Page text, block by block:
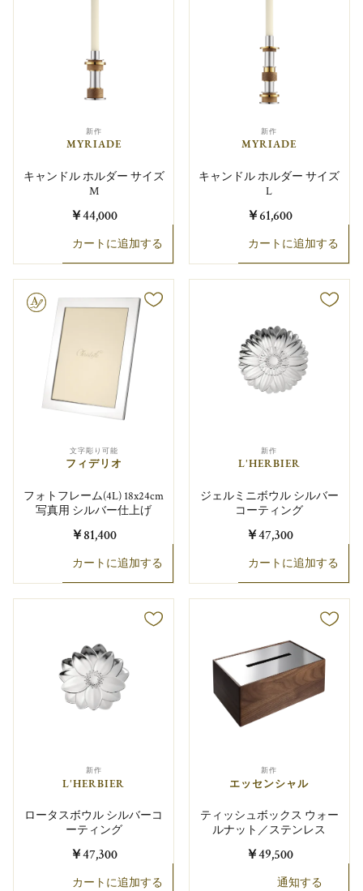
新作
MYRIADE
キャンドル ホルダー サイズ
M
￥44,000
カートに追加する
新作
MYRIADE
キャンドル ホルダー サイズ
L
￥61,600
カートに追加する
文字彫り可能
フィデリオ
フォトフレーム(4L) 18x24cm
写真用 シルバー仕上げ
￥81,400
カートに追加する
新作
L'HERBIER
ジェルミニボウル シルバー
コーティング
￥47,300
カートに追加する
新作
L'HERBIER
ロータスボウル シルバーコ
ーティング
￥47,300
カートに追加する
新作
エッセンシャル
ティッシュボックス ウォー
ルナット／ステンレス
￥49,500
通知する